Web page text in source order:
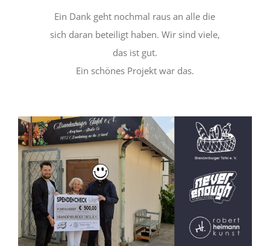
Ein Dank geht nochmal raus an alle die
sich daran beteiligt haben. Wir sind viele,
das ist gut.
Ein schönes Projekt war das.